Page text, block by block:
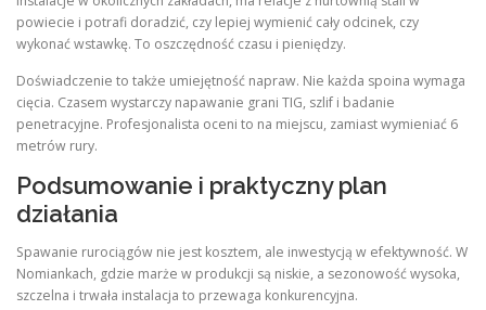
powiecie i potrafi doradzić, czy lepiej wymienić cały odcinek, czy
wykonać wstawkę. To oszczędność czasu i pieniędzy.
Doświadczenie to także umiejętność napraw. Nie każda spoina wymaga
cięcia. Czasem wystarczy napawanie grani TIG, szlif i badanie
penetracyjne. Profesjonalista oceni to na miejscu, zamiast wymieniać 6
metrów rury.
Podsumowanie i praktyczny plan
działania
Spawanie rurociągów nie jest kosztem, ale inwestycją w efektywność. W
Nomiankach, gdzie marże w produkcji są niskie, a sezonowość wysoka,
szczelna i trwała instalacja to przewaga konkurencyjna.